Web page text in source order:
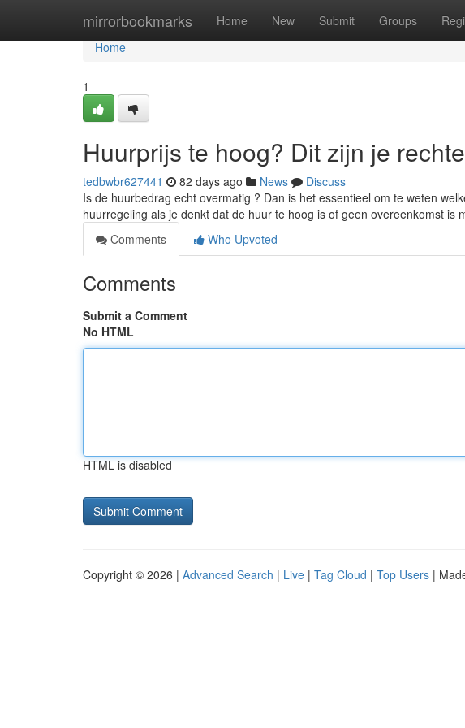
mirrorbookmarks Home New Submit Groups
Home
Home
1
Huurprijs te hoog? Dit zijn je
tedbwbr627441 82 days ago News
Discuss
Is de huurbedrag echt overmatig ? Dan is het essentieel om te weten
huurregeling als je denkt dat de huur te hoog is of geen overeenkomst is
Comments
Who Upvoted
Comments
Submit a Comment
No HTML
HTML is disabled
Copyright © 2026 | Advanced Search | Live | Tag Cloud | Top Users |